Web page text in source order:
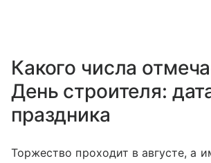
Какого числа
День строителя:
праздника
Торжество проходит в августе, а